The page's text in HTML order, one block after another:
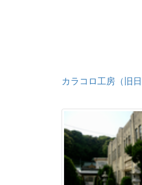
カラコロ工房（旧